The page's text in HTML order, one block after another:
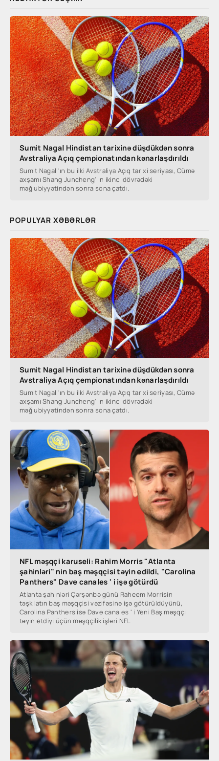
Sumit Nagal Hindistan tarixinə düşdükdən sonra
Avstraliya Açıq çempionatından kənarlaşdırıldı
Sumit Nagal 'ın bu ilki Avstraliya Açıq tarixi seriyası, Cümə
axşamı Shang Juncheng' in ikinci dövrədəki
məğlubiyyətindən sonra sona çatdı.
POPULYAR XƏBƏRLƏR
Sumit Nagal Hindistan tarixinə düşdükdən sonra
Avstraliya Açıq çempionatından kənarlaşdırıldı
Sumit Nagal 'ın bu ilki Avstraliya Açıq tarixi seriyası, Cümə
axşamı Shang Juncheng' in ikinci dövrədəki
məğlubiyyətindən sonra sona çatdı.
NFL məşqçi karuseli: Rahim Morris "Atlanta
şahinləri" nin baş məşqçisi təyin edildi, "Carolina
Panthers" Dave canales ' i işə götürdü
Atlanta şahinləri Çərşənbə günü Raheem Morrisin
təşkilatın baş məşqçisi vəzifəsinə işə götürüldüyünü,
Carolina Panthers isə Dave canales ' i Yeni Baş məşqçi
təyin etdiyi üçün məşqçilik işləri NFL